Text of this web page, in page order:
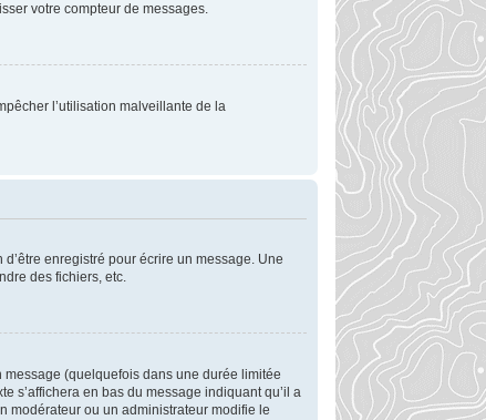
votre compteur de messages.
l’utilisation malveillante de la
enregistré pour écrire un message. Une
des fichiers, etc.
(quelquefois dans une durée limitée
s’affichera en bas du message indiquant qu’il a
modérateur ou un administrateur modifie le